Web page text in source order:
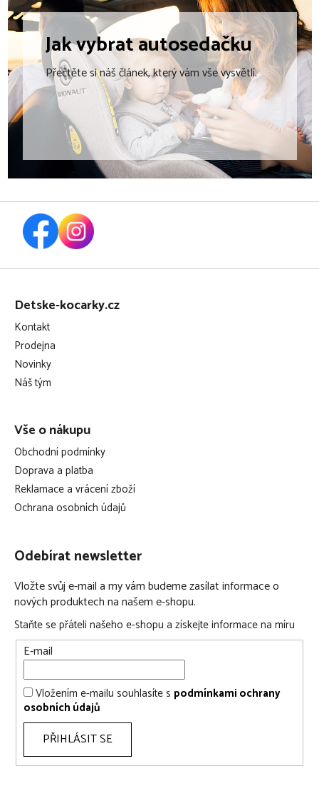
Jak vybratautosedačku
Přečtěte si náš článek, který vám vše vysvětlí.
Z
Detske-kocarky.cz
Kontakt
Prodejna
Novinky
Náš tým
Vše o nákupu
Obchodní podmínky
Doprava a platba
Reklamace a vrácení zboží
Ochrana osobních údajů
Odebírat newsletter
Vložte svůj e-mail a my vám budeme zasílat informace o
nových produktech na našem e-shopu.
Staňte se přáteli našeho e-shopu a získejte informace na míru
E-mail
Vložením e-mailu souhlasíte s podmínkami ochrany
osobních údajů
PŘIHLÁSIT SE